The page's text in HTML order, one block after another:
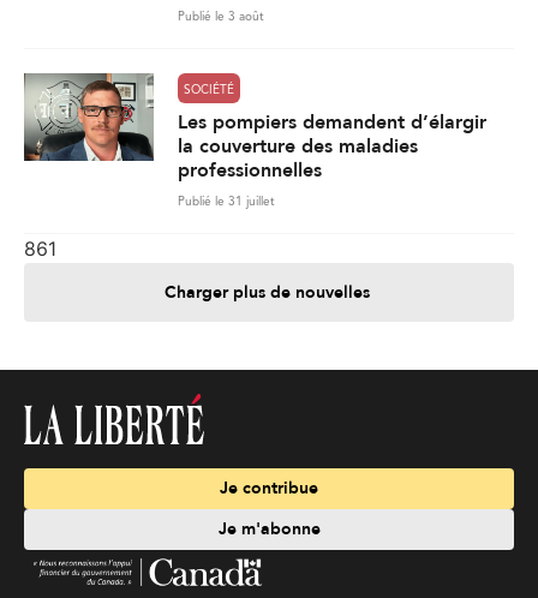
Publié le 3 août
SOCIÉTÉ
Les pompiers demandent d’élargir
la couverture des maladies
professionnelles
Publié le 31 juillet
861
Charger plus de nouvelles
Je contribue
Je m'abonne